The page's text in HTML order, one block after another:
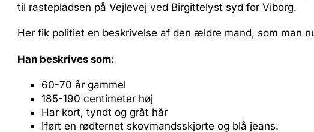
til rastepladsen på Vejlevej ved Birgittelyst syd for Viborg.
Her fik politiet en beskrivelse af den ældre mand, som man
Han beskrives som:
60-70 år gammel
185-190 centimeter høj
Har kort, tyndt og gråt hår
Iført en rødternet skovmandsskjorte og blå jeans.